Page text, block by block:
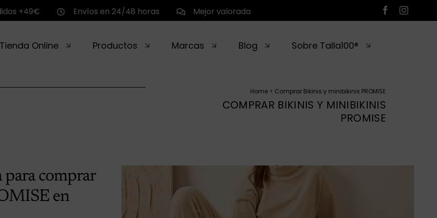
+49€ Envíos en 24/48 horas Mejor valorada
Tienda Online Productos Marcas Blog Sobre Talla100®
Home Comprar Bikinis y minibikinis PROMISE
COMPRAR BIKINIS Y MINIBIKINIS
PROMISE
para comprar
en